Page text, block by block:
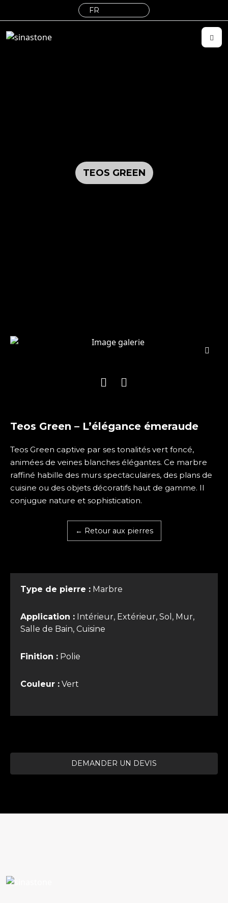
TEOS GREEN
Teos Green – L’élégance émeraude
Teos Green captive par ses tonalités vert foncé,
animées de veines blanches élégantes. Ce marbre
raffiné habille des murs spectaculaires, des plans de
cuisine ou des objets décoratifs haut de gamme. Il
conjugue nature et sophistication.
← Retour aux pierres
Type de pierre : Marbre
Application : Intérieur, Extérieur, Sol, Mur,
Salle de Bain, Cuisine
Finition : Polie
Couleur : Vert
DEMANDER UN DEVIS